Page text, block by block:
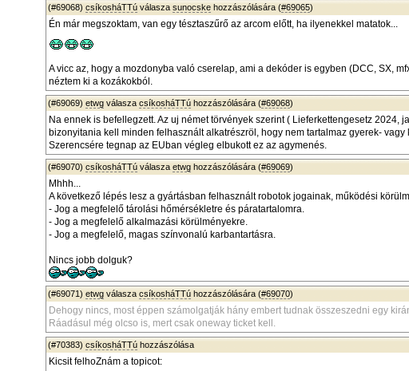
(#69068) csíkosháTTú válasza sunocske hozzászólására (#69065)
Én már megszoktam, van egy tésztaszűrő az arcom előtt, ha ilyenekkel matatok...
A vicc az, hogy a mozdonyba való cserelap, ami a dekóder is egyben (DCC, SX,
néztem ki a kozákokból.
(#69069) etwg válasza csíkosháTTú hozzászólására (#69068)
Na ennek is befellegzett. Az uj német törvények szerint ( Lieferkettengesetz 2024,
bizonyitania kell minden felhasznált alkatrészröl, hogy nem tartalmaz gyerek- vagy
Szerencsére tegnap az EUban végleg elbukott ez az agymenés.
(#69070) csíkosháTTú válasza etwg hozzászólására (#69069)
Mhhh...
A következő lépés lesz a gyártásban felhasznált robotok jogainak, működési
- Jog a megfelelő tárolási hőmérsékletre és páratartalomra.
- Jog a megfelelő alkalmazási körülményekre.
- Jog a megfelelő, magas színvonalú karbantartásra.
Nincs jobb dolguk?
(#69071) etwg válasza csíkosháTTú hozzászólására (#69070)
Dehogy nincs, most éppen számolgatják hány embert tudnak összeszedni egy
Ráadásul még olcso is, mert csak oneway ticket kell.
(#70383) csíkosháTTú hozzászólása
Kicsit felhoZnám a topicot: